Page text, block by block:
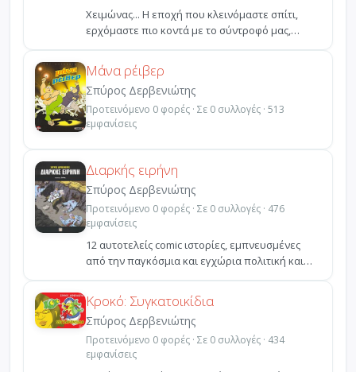
Χειμώνας... Η εποχή που κλεινόμαστε σπίτι,
ερχόμαστε πιο κοντά με το σύντροφό μας,
περνάμε πολλές ώρ...
Μάνα ρέιβερ
Σπύρος Δερβενιώτης
Προτεινόμενο 0 φορές · Σε 0 συλλογές · 513
εμφανίσεις
Διαρκής ειρήνη
Σπύρος Δερβενιώτης
Προτεινόμενο 0 φορές · Σε 0 συλλογές · 476
εμφανίσεις
12 αυτοτελείς comic ιστορίες, εμπνευσμένες
από την παγκόσμια και εγχώρια πολιτική και
κοινωνική επικ...
Κροκό: Συγκατοικίδια
Σπύρος Δερβενιώτης
Προτεινόμενο 0 φορές · Σε 0 συλλογές · 434
εμφανίσεις